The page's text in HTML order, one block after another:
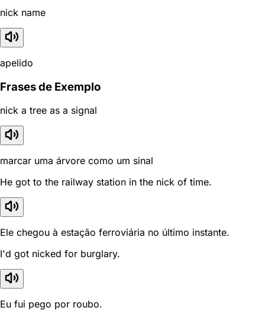
nick name
apelido
Frases de Exemplo
nick a tree as a signal
marcar uma árvore como um sinal
He got to the railway station in the nick of time.
Ele chegou à estação ferroviária no último instante.
I'd got nicked for burglary.
Eu fui pego por roubo.